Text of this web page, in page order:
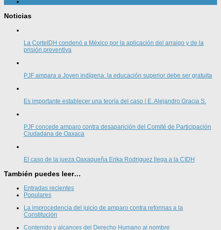
Noticias
La CorteIDH condenó a México por la aplicación del arraigo y de la
prisión preventiva
PJF ampara a Joven indígena: la educación superior debe ser gratuita
Es importante establecer una teoría del caso | E. Alejandro Gracia S.
PJF concede amparo contra desaparición del Comité de Participación
Ciudadana de Oaxaca
El caso de la jueza Oaxaqueña Erika Rodriguez llega a la CIDH
También puedes leer…
Entradas recientes
Populares
La improcedencia del juicio de amparo contra reformas a la
Constitución
Contenido y alcances del Derecho Humano al nombre